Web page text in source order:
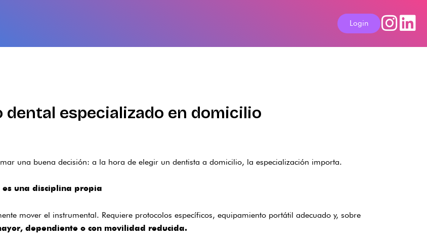
Login
dental especializado en domicilio
una buena decisión: a la hora de elegir un dentista a domicilio, la especialización importa.
es una disciplina propia
mover el instrumental. Requiere protocolos específicos, equipamiento portátil adecuado y, sobre
dependiente o con movilidad reducida.